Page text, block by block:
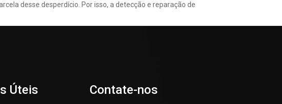
desse desperdício. Por isso, a detecção e reparação de
Úteis Contate-nos